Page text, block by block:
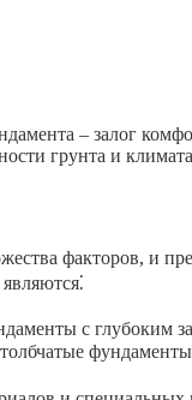
– залог
грунта и
факторов, и
с глубоким